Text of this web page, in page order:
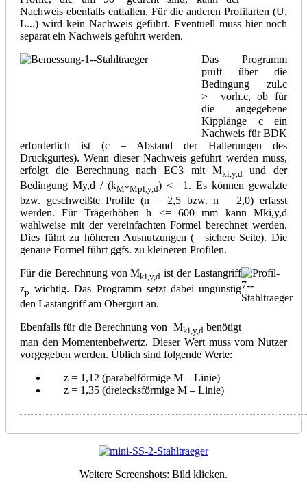
Nachweis ebenfalls entfallen. Für die anderen Profilarten (U,
L...) wird kein Nachweis geführt. Eventuell muss hier noch
separat ein Nachweis geführt werden.
Das Programm
prüft über die
Bedingung zul.c
>= vorh.c, ob für
die angegebene
Kipplänge c ein
Nachweis für BDK
erforderlich ist (c = Abstand der Halterungen des
Druckgurtes). Wenn dieser Nachweis geführt werden muss,
erfolgt die Berechnung nach EC3 mit Mki,y,d und der
Bedingung My,d / (kM*Mpl,y,d) <= 1. Es können gewalzte
bzw. geschweißte Profile (n = 2,5 bzw. n = 2,0) erfasst
werden. Für Trägerhöhen h <= 600 mm kann Mki,y,d
wahlweise mit der vereinfachten Formel berechnet werden.
Dies führt zu höheren Ausnutzungen (= sichere Seite). Die
genaue Formel führt ggfs. zu kleineren Profilen.
Für die Berechnung von Mki,y,d ist der Lastangriff
zp wichtig. Das Programm setzt dabei ungünstig
den Lastangriff am Obergurt an.
Ebenfalls für die Berechnung von Mki,y,d benötigt
man den Momentenbeiwertz. Dieser Wert muss vom Nutzer
vorgegeben werden. Üblich sind folgende Werte:
z = 1,12 (parabelförmige M – Linie)
z = 1,35 (dreiecksförmige M – Linie)
Weitere Screenshots: Bild klicken.